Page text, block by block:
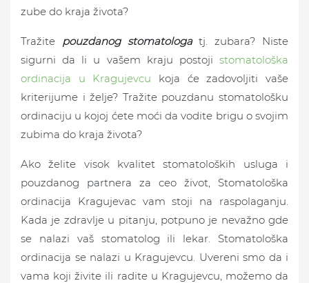
zube do kraja života?
Tražite pouzdanog stomatologatj. zubara? Niste
sigurni da li u vašem kraju postoji stomatološka
ordinacija u Kragujevcu koja će zadovoljiti vaše
kriterijume i želje? Tražite pouzdanu stomatološku
ordinaciju u kojoj ćete moći da vodite brigu o svojim
zubima do kraja života?
Ako želite visok kvalitet stomatoloških usluga i
pouzdanog partnera za ceo život, Stomatološka
ordinacija Kragujevac vam stoji na raspolaganju.
Kada je zdravlje u pitanju, potpuno je nevažno gde
se nalazi vaš stomatolog ili lekar. Stomatološka
ordinacija se nalazi u Kragujevcu. Uvereni smo da i
vama koji živite ili radite u Kragujevcu, možemo da